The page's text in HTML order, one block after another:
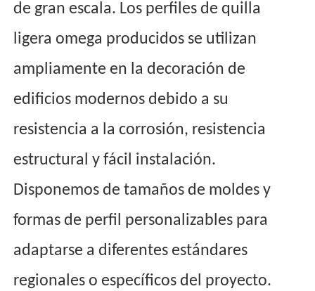
de gran escala. Los perfiles de quilla
ligera omega producidos se utilizan
ampliamente en la decoración de
edificios modernos debido a su
resistencia a la corrosión, resistencia
estructural y fácil instalación.
Disponemos de tamaños de moldes y
formas de perfil personalizables para
adaptarse a diferentes estándares
regionales o específicos del proyecto.